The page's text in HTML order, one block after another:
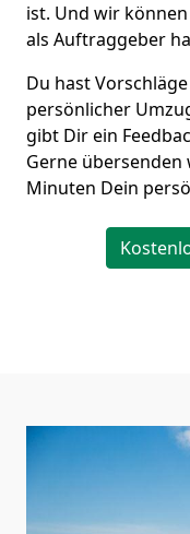
ist. Und wir
als Auftraggeber
Du hast
persönlicher
gibt Dir ein
Gerne
Minuten Dein